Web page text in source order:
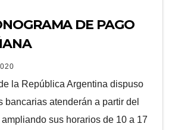
DE PAGO
la República Argentina dispuso
bancarias atenderán a partir del
sus horarios de 10 a 17